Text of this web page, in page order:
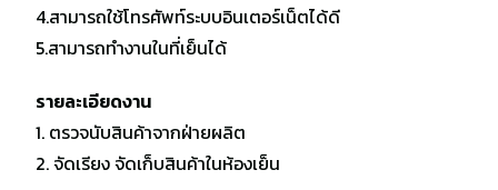
4.สามารถใช้โทรศัพท์ระบบอินเตอร์เน็ตได้ดี
5.สามารถทำงานในที่เย็นได้
รายละเอียดงาน
1. ตรวจนับสินค้าจากฝ่ายผลิต
2. จัดเรียง จัดเก็บสินค้าในห้องเย็น